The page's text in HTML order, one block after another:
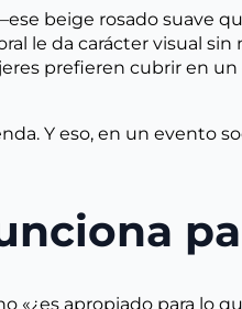
beige rosado suave
le da carácter visual sin
prefieren cubrir en
Y eso, en un evento
«¿es apropiado para lo